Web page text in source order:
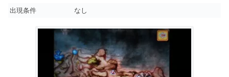
出現条件
なし